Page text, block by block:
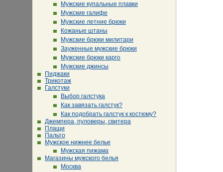
Мужские купальные плавки
Мужские галифе
Мужские летние брюки
Кожаные штаны
Мужские брюки милитари
Зауженные мужские брюки
Мужские брюки карго
Мужские джинсы
Пиджаки
Трикотаж
Галстуки
Выбор галстука
Как завязать галстук?
Как подобрать галстук к костюму?
Джемпера, пуловеры, свитера
Плащи
Пальто
Мужское нижнее белье
Мужская пижама
Магазины мужского белья
Москва